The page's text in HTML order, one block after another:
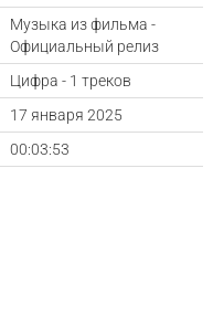
Музыка из фильма -
Официальный релиз
Цифра - 1 треков
17 января 2025
00:03:53